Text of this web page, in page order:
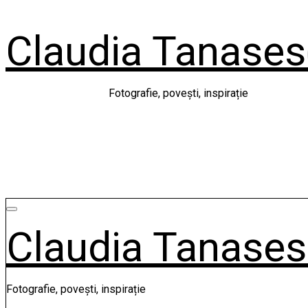
content
Claudia
Fotografie, povești, inspirație
Claudia
Fotografie, povești, inspirație